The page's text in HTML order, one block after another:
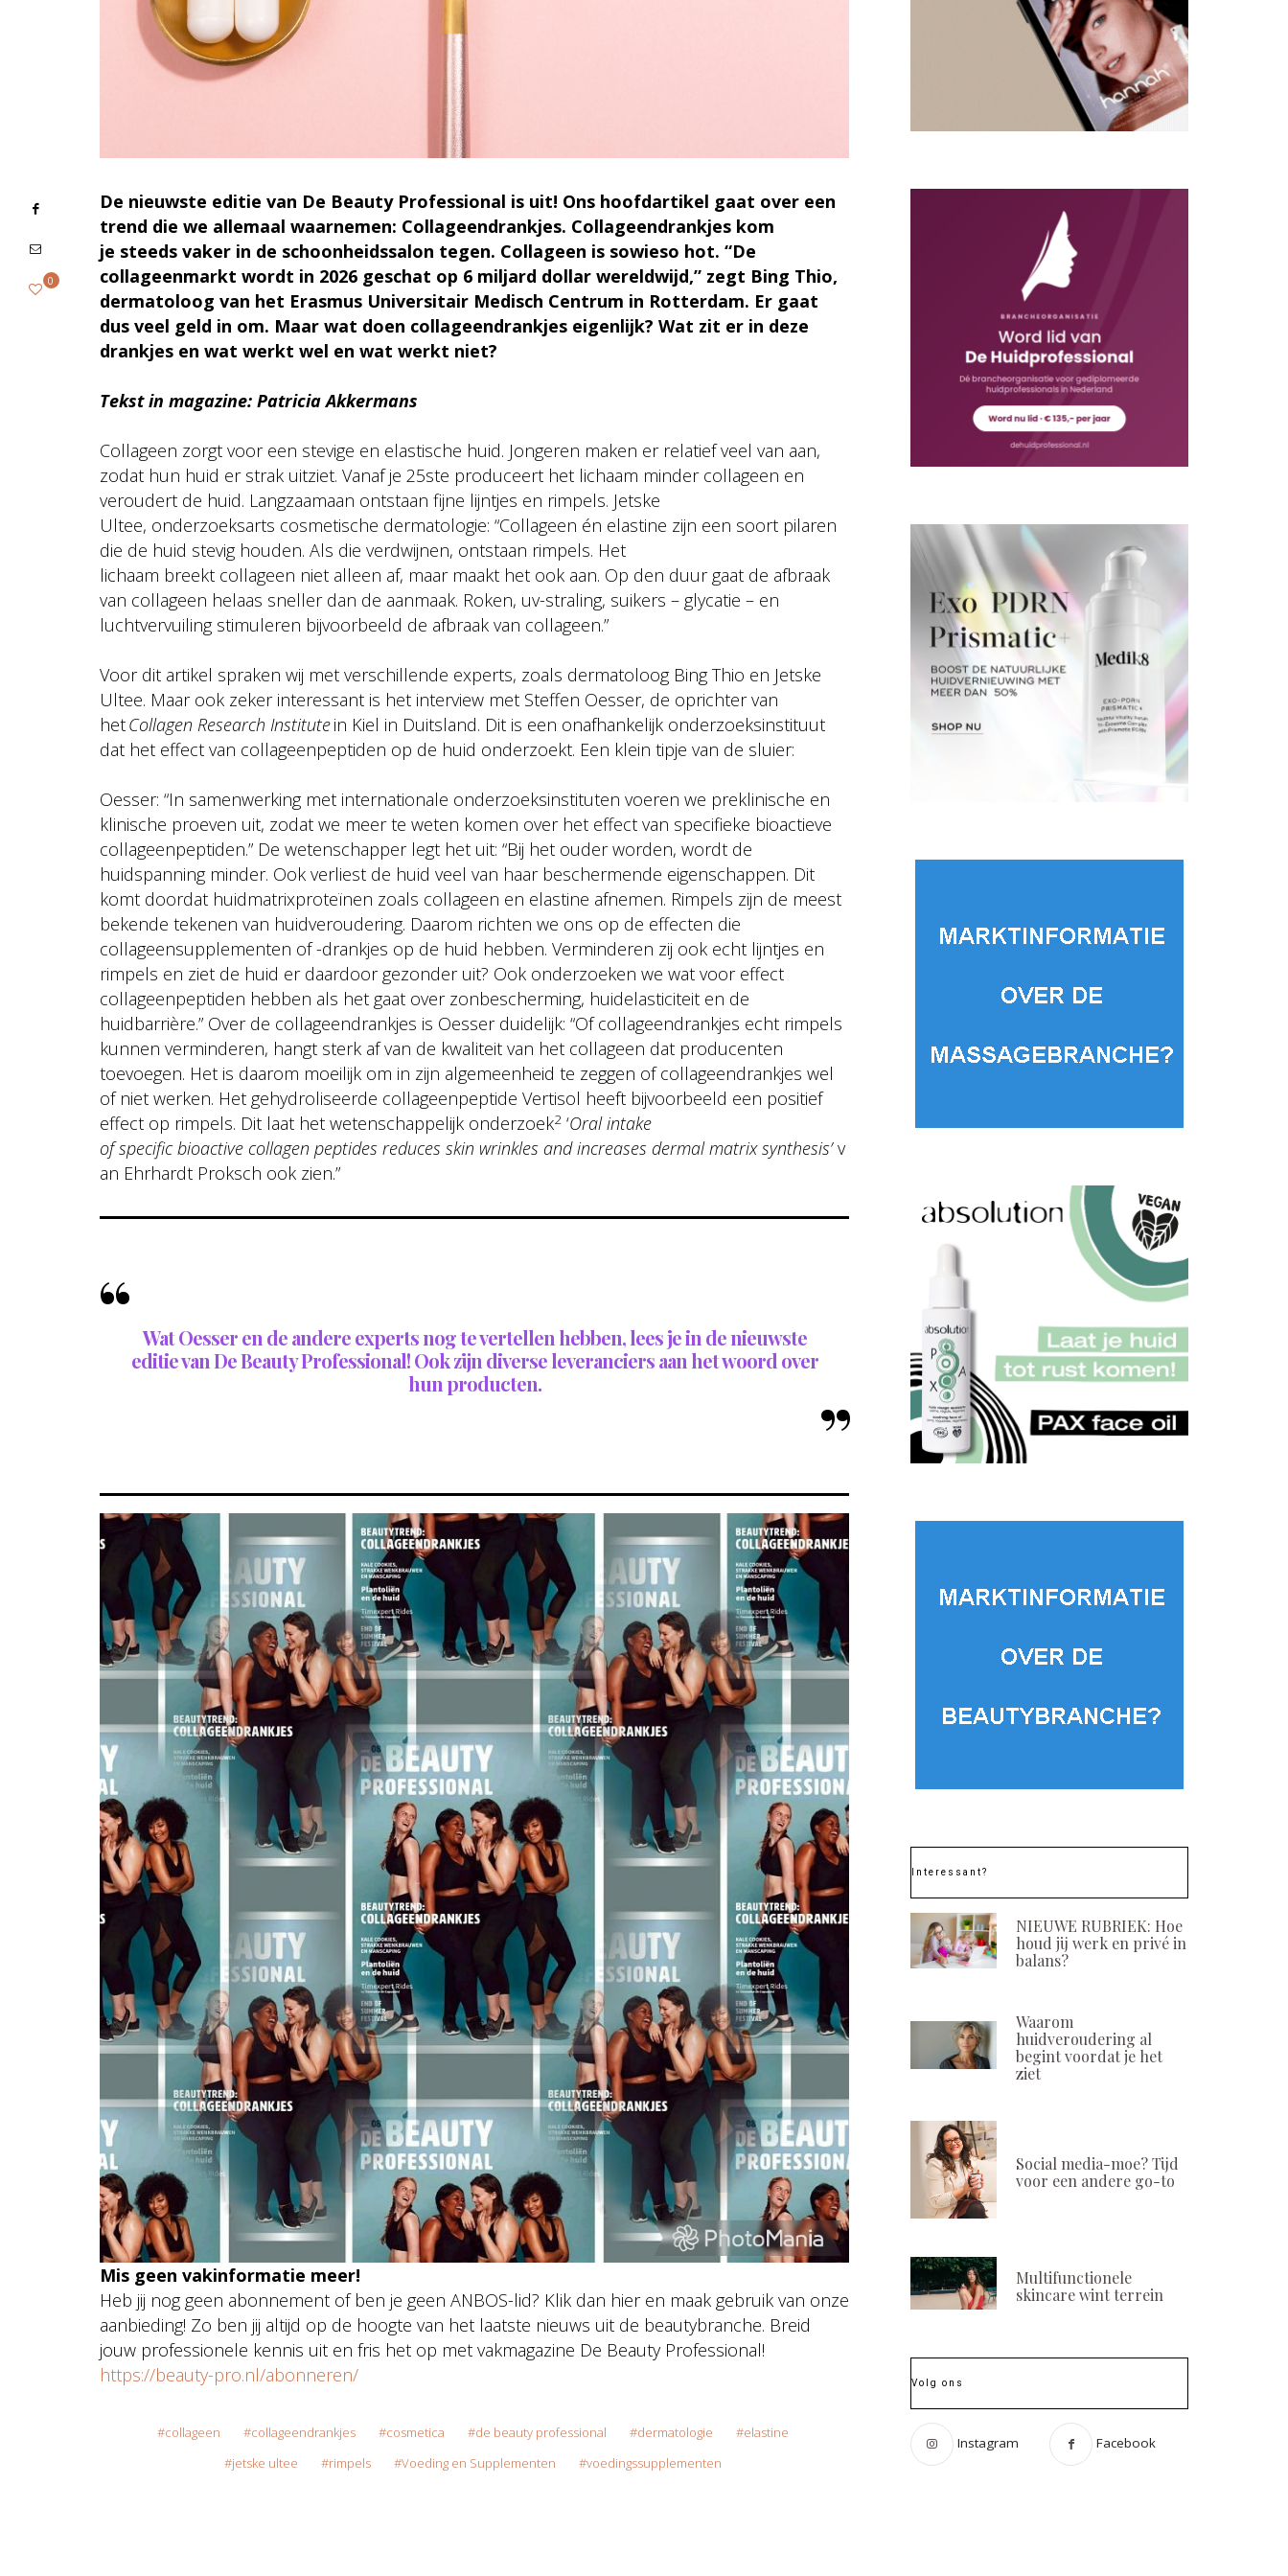
De nieuwste editie van De Beauty Professional is uit! Ons hoofdartikel gaat over een
trend die we allemaal waarnemen: Collageendrankjes. Collageendrankjes kom
je steeds vaker in de schoonheidssalon tegen. Collageen is sowieso hot. “De
collageenmarkt wordt in 2026 geschat op 6 miljard dollar wereldwijd,” zegt Bing Thio,
dermatoloog van het Erasmus Universitair Medisch Centrum in Rotterdam. Er gaat
dus veel geld in om. Maar wat doen collageendrankjes eigenlijk? Wat zit er in deze
drankjes en wat werkt wel en wat werkt niet?
Tekst in magazine: Patricia Akkermans
Collageen zorgt voor een stevige en elastische huid. Jongeren maken er relatief veel van aan,
zodat hun huid er strak uitziet. Vanaf je 25ste produceert het lichaam minder collageen en
veroudert de huid. Langzaamaan ontstaan fijne lijntjes en rimpels. Jetske
Ultee, onderzoeksarts cosmetische dermatologie: “Collageen én elastine zijn een soort pilaren
die de huid stevig houden. Als die verdwijnen, ontstaan rimpels. Het
lichaam breekt collageen niet alleen af, maar maakt het ook aan. Op den duur gaat de afbraak
van collageen helaas sneller dan de aanmaak. Roken, uv-straling, suikers – glycatie – en
luchtvervuiling stimuleren bijvoorbeeld de afbraak van collageen.”
Voor dit artikel spraken wij met verschillende experts, zoals dermatoloog Bing Thio en Jetske
Ultee. Maar ook zeker interessant is het interview met Steffen Oesser, de oprichter van
hetCollagen Research Institutein Kiel in Duitsland. Dit is een onafhankelijk onderzoeksinstituut
dat het effect van collageenpeptiden op de huid onderzoekt. Een klein tipje van de sluier:
Oesser: “In samenwerking met internationale onderzoeksinstituten voeren we preklinische en
klinische proeven uit, zodat we meer te weten komen over het effect van specifieke bioactieve
collageenpeptiden.” De wetenschapper legt het uit: “Bij het ouder worden, wordt de
huidspanning minder. Ook verliest de huid veel van haar beschermende eigenschappen. Dit
komt doordat huidmatrixproteïnen zoals collageen en elastine afnemen. Rimpels zijn de meest
bekende tekenen van huidveroudering. Daarom richten we ons op de effecten die
collageensupplementen of -drankjes op de huid hebben. Verminderen zij ook echt lijntjes en
rimpels en ziet de huid er daardoor gezonder uit? Ook onderzoeken we wat voor effect
collageenpeptiden hebben als het gaat over zonbescherming, huidelasticiteit en de
huidbarrière.” Over de collageendrankjes is Oesser duidelijk: “Of collageendrankjes echt rimpels
kunnen verminderen, hangt sterk af van de kwaliteit van het collageen dat producenten
toevoegen. Het is daarom moeilijk om in zijn algemeenheid te zeggen of collageendrankjes wel
of niet werken. Het gehydroliseerde collageenpeptide Vertisol heeft bijvoorbeeld een positief
effect op rimpels. Dit laat het wetenschappelijk onderzoek2 ‘Oral intake
of specific bioactive collagen peptides reduces skin wrinkles and increases dermal matrix synthesis’v
an Ehrhardt Proksch ook zien.”
Wat Oesser en de andere experts nog te vertellen hebben, lees je in de nieuwste
editie van De Beauty Professional! Ook zijn diverse leveranciers aan het woord over
hun producten.
Mis geen vakinformatie meer!
Heb jij nog geen abonnement of ben je geen ANBOS-lid? Klik dan hier en maak gebruik van onze
aanbieding! Zo ben jij altijd op de hoogte van het laatste nieuws uit de beautybranche. Breid
jouw professionele kennis uit en fris het op met vakmagazine De Beauty Professional!
https://beauty-pro.nl/abonneren/
0
collageen collageendrankjes cosmetica de beauty professional dermatologie
elastine
jetske ultee
rimpels Voeding en Supplementen voedingssupplementen
Interessant?
NIEUWE RUBRIEK: Hoe
houd jij werk en privé in
balans?
Waarom
huidveroudering al
begint voordat je het
ziet
Social media-moe? Tijd
voor een andere go-to
Multifunctionele
skincare wint terrein
Volg ons
Instagram Facebook